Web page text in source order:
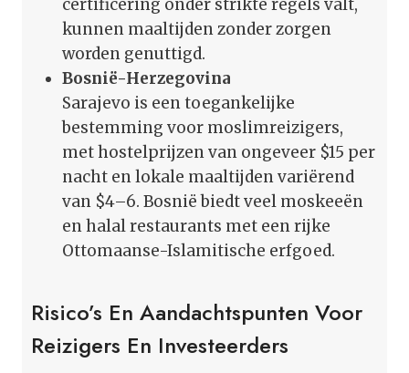
certificering onder strikte regels valt,
kunnen maaltijden zonder zorgen
worden genuttigd.
Bosnië-Herzegovina
Sarajevo is een toegankelijke
bestemming voor moslimreizigers,
met hostelprijzen van ongeveer $15 per
nacht en lokale maaltijden variërend
van $4–6. Bosnië biedt veel moskeeën
en halal restaurants met een rijke
Ottomaanse-Islamitische erfgoed.
Risico’s En Aandachtspunten Voor
Reizigers En Investeerders